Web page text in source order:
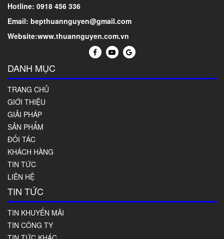
Hotline: 0918 456 336
Email: bepthuannguyen@gmail.com
Website:www.thuannguyen.com.vn
DANH MỤC
TRANG CHỦ
GIỚI THIỆU
GIẢI PHÁP
SẢN PHẨM
ĐỐI TÁC
KHÁCH HÀNG
TIN TỨC
LIÊN HỆ
TIN TỨC
TIN KHUYẾN MÃI
TIN CÔNG TY